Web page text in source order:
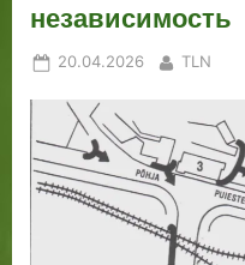
независимость
Posted
20.04.2026 By
TLN